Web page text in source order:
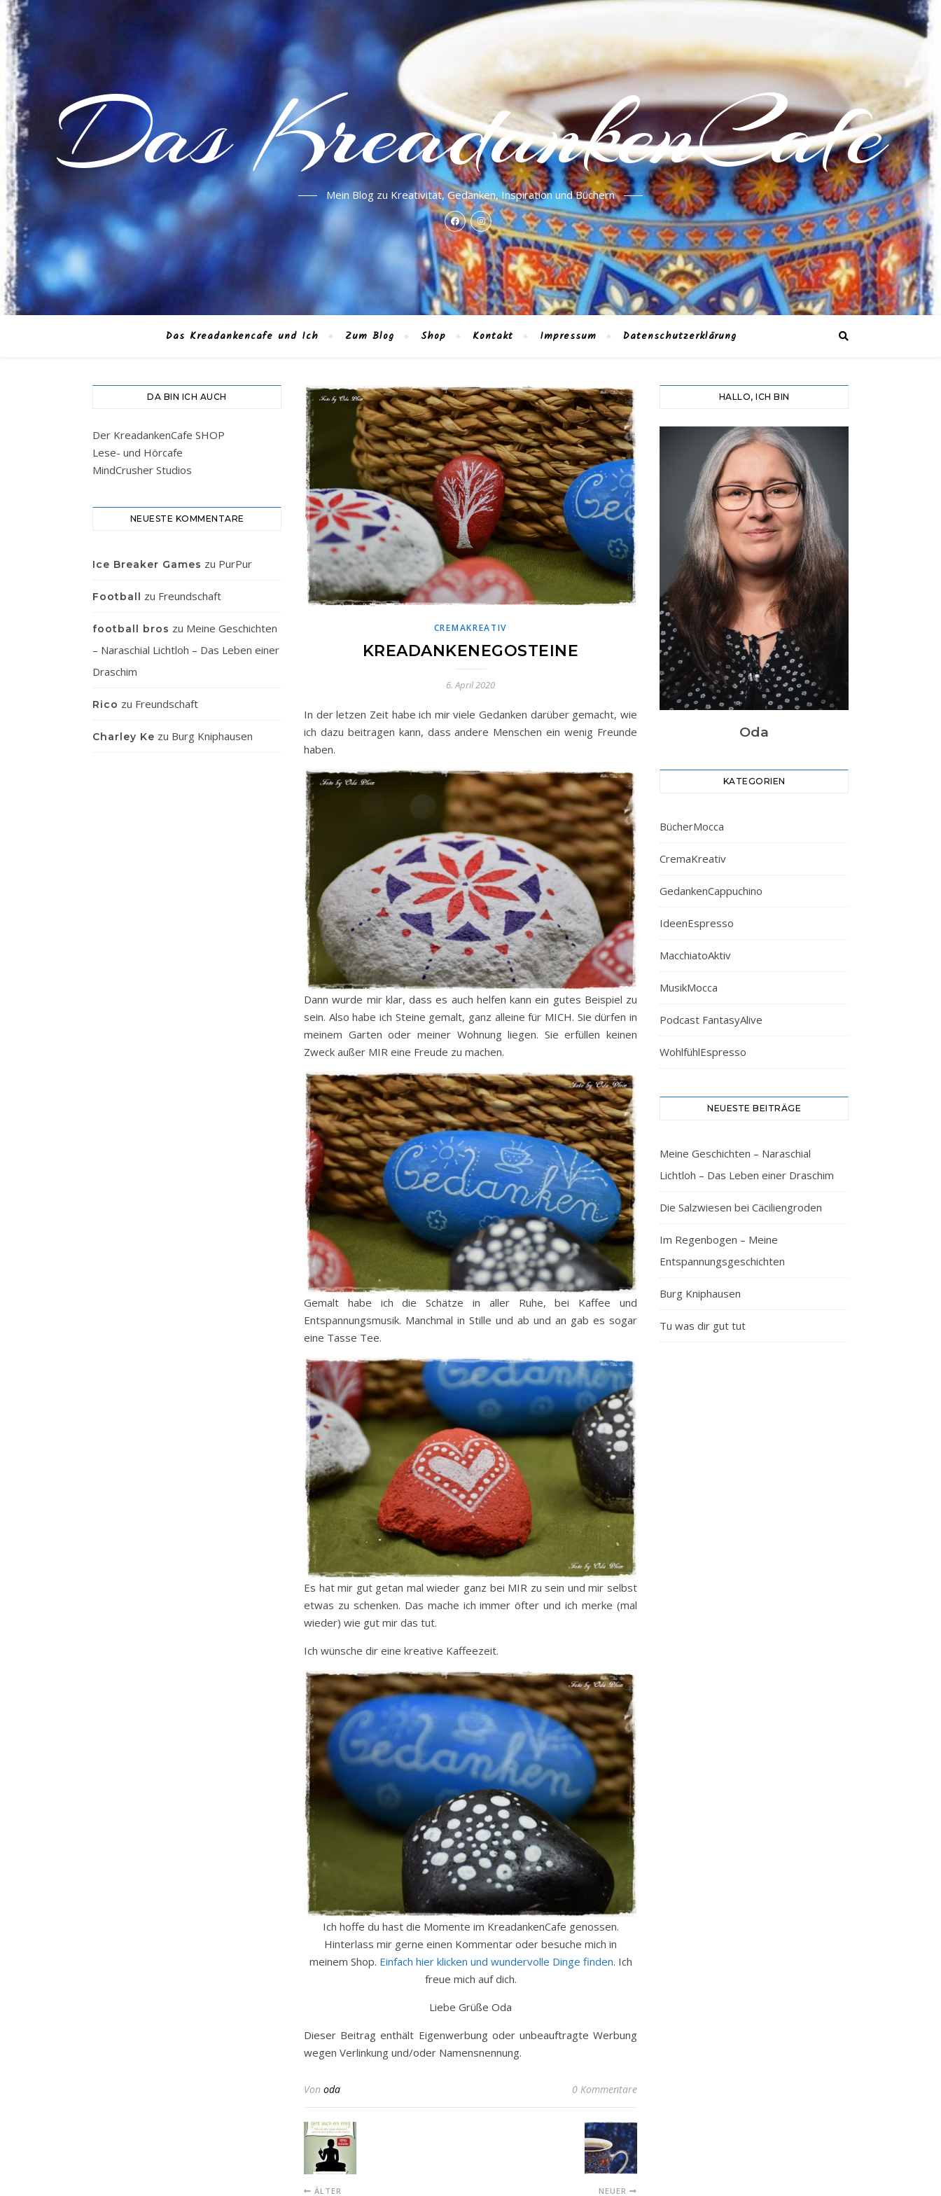
Das KreadankenCafe
Mein Blog zu Kreativität, Gedanken, Inspiration und Büchern
Das Kreadankencafe und Ich Zum Blog Shop Kontakt Impressum Datenschutzerklärung
DA BIN ICH AUCH
Der KreadankenCafe SHOP
Lese- und Hörcafe
MindCrusher Studios
NEUESTE KOMMENTARE
Ice Breaker Games zu PurPur
Football zu Freundschaft
football bros zu Meine Geschichten
– Naraschial Lichtloh – Das Leben einer
Draschim
Rico zu Freundschaft
Charley Ke zu Burg Kniphausen
CREMAKREATIV
KREADANKENEGOSTEINE
6. April 2020
In der letzen Zeit habe ich mir viele Gedanken darüber gemacht, wie
ich dazu beitragen kann, dass andere Menschen ein wenig Freunde
haben.
Dann wurde mir klar, dass es auch helfen kann ein gutes Beispiel zu
sein. Also habe ich Steine gemalt, ganz alleine für MICH. Sie dürfen in
meinem Garten oder meiner Wohnung liegen. Sie erfüllen keinen
Zweck außer MIR eine Freude zu machen.
Gemalt habe ich die Schätze in aller Ruhe, bei Kaffee und
Entspannungsmusik. Manchmal in Stille und ab und an gab es sogar
eine Tasse Tee.
Es hat mir gut getan mal wieder ganz bei MIR zu sein und mir selbst
etwas zu schenken. Das mache ich immer öfter und ich merke (mal
wieder) wie gut mir das tut.
Ich wünsche dir eine kreative Kaffeezeit.
Ich hoffe du hast die Momente im KreadankenCafe genossen.
Hinterlass mir gerne einen Kommentar oder besuche mich in
meinem Shop. Einfach hier klicken und wundervolle Dinge finden. Ich
freue mich auf dich.
Liebe Grüße Oda
Dieser Beitrag enthält Eigenwerbung oder unbeauftragte Werbung
wegen Verlinkung und/oder Namensnennung.
Von oda 0 Kommentare
ÄLTER NEUER
HALLO, ICH BIN
Oda
KATEGORIEN
BücherMocca
CremaKreativ
GedankenCappuchino
IdeenEspresso
MacchiatoAktiv
MusikMocca
Podcast FantasyAlive
WohlfühlEspresso
NEUESTE BEITRÄGE
Meine Geschichten – Naraschial
Lichtloh – Das Leben einer Draschim
Die Salzwiesen bei Cäciliengroden
Im Regenbogen – Meine
Entspannungsgeschichten
Burg Kniphausen
Tu was dir gut tut